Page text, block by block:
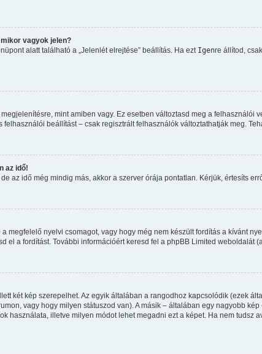
vagyok jelen?
alatt található a „Jelenlét elrejtése” beállítás. Ha ezt Igenre állítod,
mint amiben vagy. Ez esetben változtasd meg a felhasználói
beállítást – csak regisztrált felhasználók változtathatják meg.
az idő!
az idő még mindig más, akkor a szerver órája pontatlan. Kérjük, értesíts
megfelelő nyelvi csomagot, vagy hogy még nem készült fordítás a kívánt
el a fordítást. További információért keresd fel a phpBB Limited weboldalát
két kép szerepelhet. Az egyik általában a rangodhoz kapcsolódik (ezek
vagy hogy milyen státuszod van). A másik – általában egy nagyobb
használata, illetve milyen módot lehet megadni ezt a képet. Ha nem tudsz